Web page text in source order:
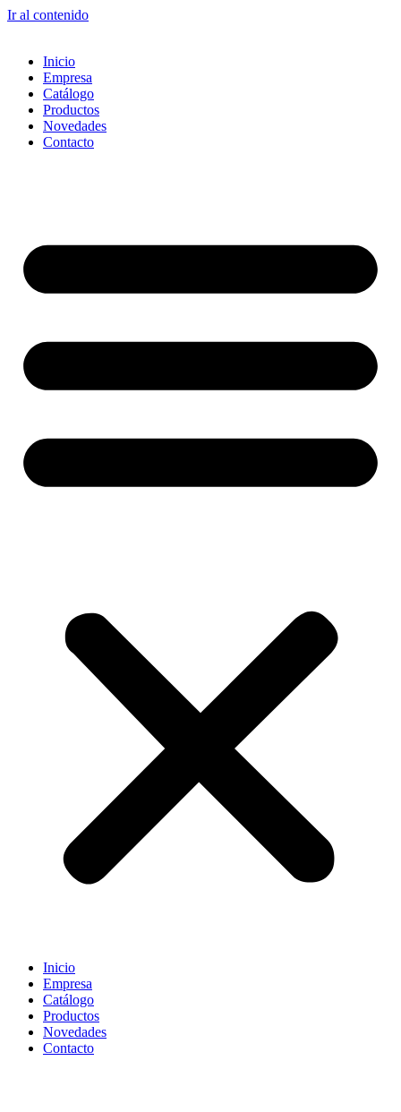
Ir al contenido
Inicio
Empresa
Catálogo
Productos
Novedades
Contacto
Inicio
Empresa
Catálogo
Productos
Novedades
Contacto